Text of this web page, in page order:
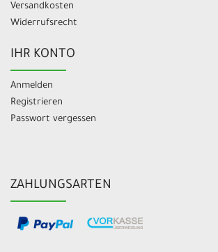
Versandkosten
Widerrufsrecht
IHR KONTO
Anmelden
Registrieren
Passwort vergessen
ZAHLUNGSARTEN